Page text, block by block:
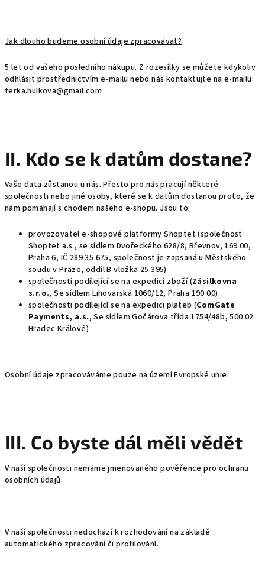
Jak dlouho budeme osobní údaje zpracovávat?
5 let od vašeho posledního nákupu. Z rozesílky se můžete kdykoliv
odhlásit prostřednictvím e-mailu nebo nás kontaktujte na e-mailu:
terka.hulkova@gmail.com
II. Kdo se k datům dostane?
Vaše data zůstanou u nás. Přesto pro nás pracují některé
společnosti nebo jiné osoby, které se k datům dostanou proto, že
nám pomáhají s chodem našeho e-shopu. Jsou to:
provozovatel e-shopové platformy Shoptet (společnost
Shoptet a.s., se sídlem Dvořeckého 628/8, Břevnov, 169 00,
Praha 6, IČ 289 35 675, společnost je zapsaná u Městského
soudu v Praze, oddíl B vložka 25 395)
společnosti podílející se na expedici zboží (Zásilkovna
s.r.o., Se sídlem Lihovarská 1060/12, Praha 190 00)
společnosti podílející se na expedici plateb (ComGate
Payments, a.s., Se sídlem Gočárova třída 1754/48b, 500 02
Hradec Králové)
Osobní údaje zpracováváme pouze na území Evropské unie.
III. Co byste dál měli vědět
V naší společnosti nemáme jmenovaného pověřence pro ochranu
osobních údajů.
V naší společnosti nedochází k rozhodování na základě
automatického zpracování či profilování.